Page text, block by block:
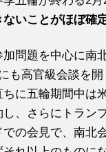
いことがほぼ確
問題を中心に南
も高官級会談を
に五輪期間中は
、さらにトラン
の会見で、南北